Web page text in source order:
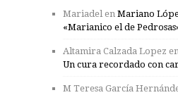
Mariadel en Mariano
«Marianico el de
Altamira Calzada Lopez en
Un cura recordado con
M Teresa García